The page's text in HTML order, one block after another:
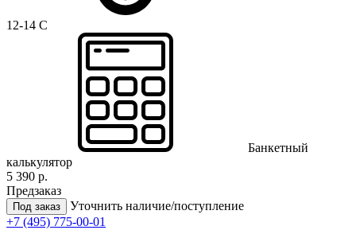
12-14 C
Банкетный
калькулятор
5 390 р.
Предзаказ
Под заказ
Уточнить наличие/поступление
+7 (495) 775-00-01